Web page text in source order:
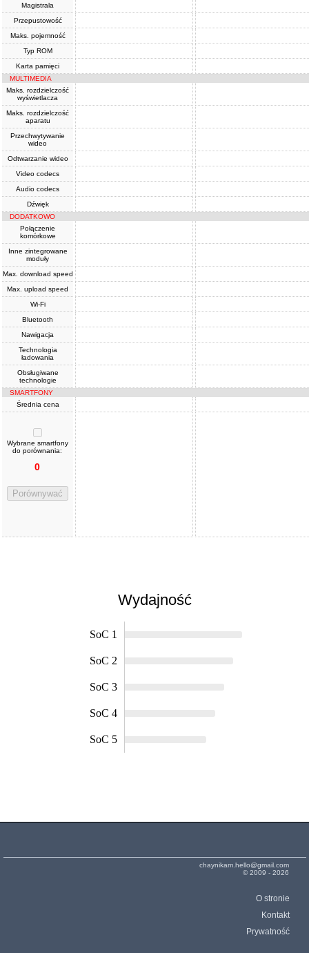
Magistrala
Przepustowość
Maks. pojemność
Typ ROM
Karta pamięci
MULTIMEDIA
Maks. rozdzielczość
wyświetlacza
Maks. rozdzielczość
aparatu
Przechwytywanie
wideo
Odtwarzanie wideo
Video codecs
Audio codecs
Dźwięk
DODATKOWO
Połączenie
komórkowe
Inne zintegrowane
moduły
Max. download speed
Max. upload speed
Wi-Fi
Bluetooth
Nawigacja
Technologia
ładowania
Obsługiwane
technologie
SMARTFONY
Średnia cena
Wybrane smartfony
do porównania:
0
Porównywać
Wydajność
SoC 1
SoC 2
SoC 3
SoC 4
SoC 5
chaynikam.hello@gmail.com
© 2009 - 2026
O stronie
Kontakt
Prywatność